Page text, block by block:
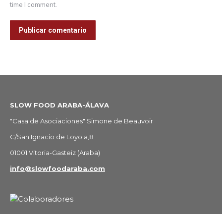
time I comment.
Publicar comentario
SLOW FOOD ARABA-ÁLAVA
"Casa de Asociaciones" Simone de Beauvoir
C/San Ignacio de Loyola,8
01001 Vitoria-Gasteiz (Araba)
info@slowfoodaraba.com